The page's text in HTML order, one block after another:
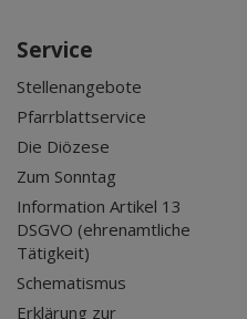
Service
Stellenangebote
Pfarrblattservice
Die Diözese
Zum Sonntag
Information Artikel 13
DSGVO (ehrenamtliche
Tätigkeit)
Schematismus
Erklärung zur